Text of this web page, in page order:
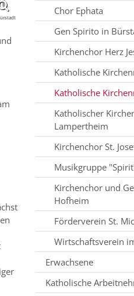
Chor Ephata
Gen Spirito in
Kirchenchor Herz
Katholische
Katholische
Katholischer
Lampertheim
Kirchenchor St.
Musikgruppe
Kirchenchor und
Hofheim
Förderverein St.
Wirtschaftsverein
Erwachsene
Katholische